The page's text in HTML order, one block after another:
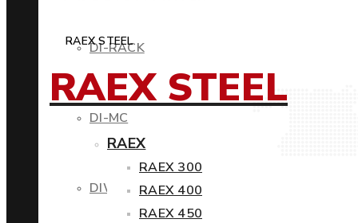
DI-RACK
DI-MC
DIWIND
RAEX STEEL
RAEX STEEL
RAEX
RAEX 300
RAEX 400
RAEX 450